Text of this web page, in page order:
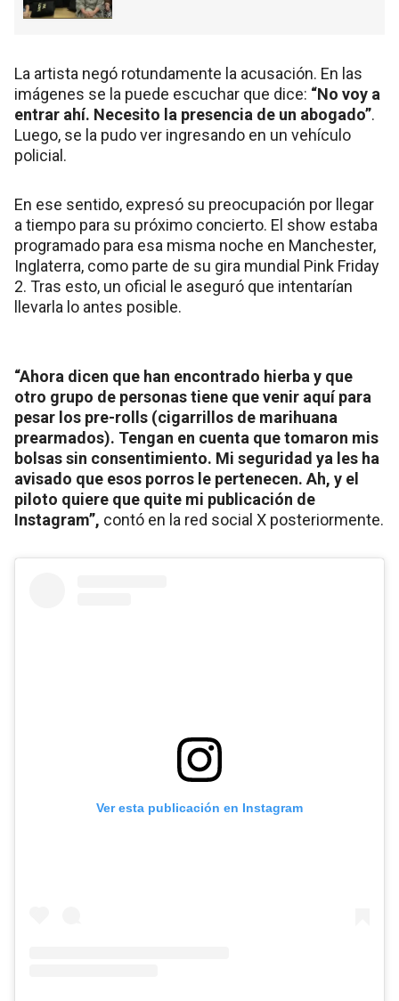
La artista negó rotundamente la acusación. En las
imágenes se la puede escuchar que dice: “No voy a
entrar ahí. Necesito la presencia de un abogado”.
Luego, se la pudo ver ingresando en un vehículo
policial.
En ese sentido, expresó su preocupación por llegar
a tiempo para su próximo concierto. El show estaba
programado para esa misma noche en Manchester,
Inglaterra, como parte de su gira mundial Pink Friday
2. Tras esto, un oficial le aseguró que intentarían
llevarla lo antes posible.
“Ahora dicen que han encontrado hierba y que
otro grupo de personas tiene que venir aquí para
pesar los pre-rolls (cigarrillos de marihuana
prearmados). Tengan en cuenta que tomaron mis
bolsas sin consentimiento. Mi seguridad ya les ha
avisado que esos porros le pertenecen. Ah, y el
piloto quiere que quite mi publicación de
Instagram”, contó en la red social X posteriormente.
Ver esta publicación en Instagram